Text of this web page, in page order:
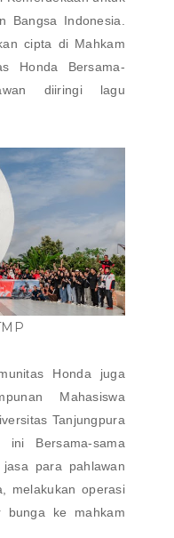
Bangsa Indonesia.
cipta di Mahkam
Honda Bersama-
diiringi lagu
Honda juga
Mahasiswa
Tanjungpura
ini Bersama-sama
para pahlawan
melakukan operasi
bunga ke mahkam